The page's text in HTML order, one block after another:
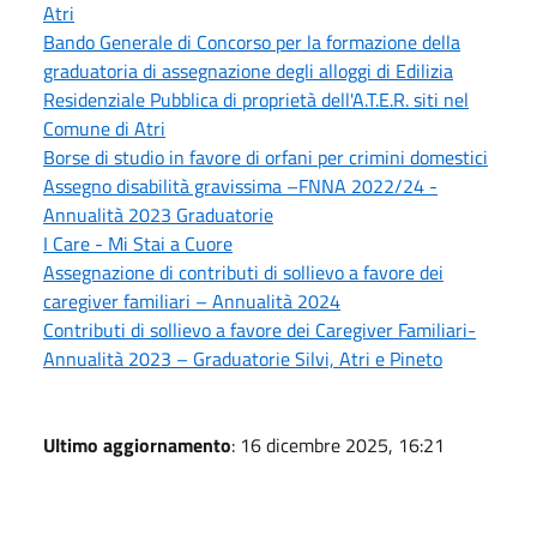
Atri
Bando Generale di Concorso per la formazione della
graduatoria di assegnazione degli alloggi di Edilizia
Residenziale Pubblica di proprietà dell'A.T.E.R. siti nel
Comune di Atri
Borse di studio in favore di orfani per crimini domestici
Assegno disabilità gravissima –FNNA 2022/24 -
Annualità 2023 Graduatorie
I Care - Mi Stai a Cuore
Assegnazione di contributi di sollievo a favore dei
caregiver familiari – Annualità 2024
Contributi di sollievo a favore dei Caregiver Familiari-
Annualità 2023 – Graduatorie Silvi, Atri e Pineto
Ultimo aggiornamento: 16 dicembre 2025, 16:21